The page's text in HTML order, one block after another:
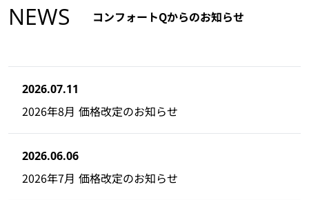
NEWS コンフォートQからのお知らせ
2026.07.11
2026年8月 価格改定のお知らせ
2026.06.06
2026年7月 価格改定のお知らせ